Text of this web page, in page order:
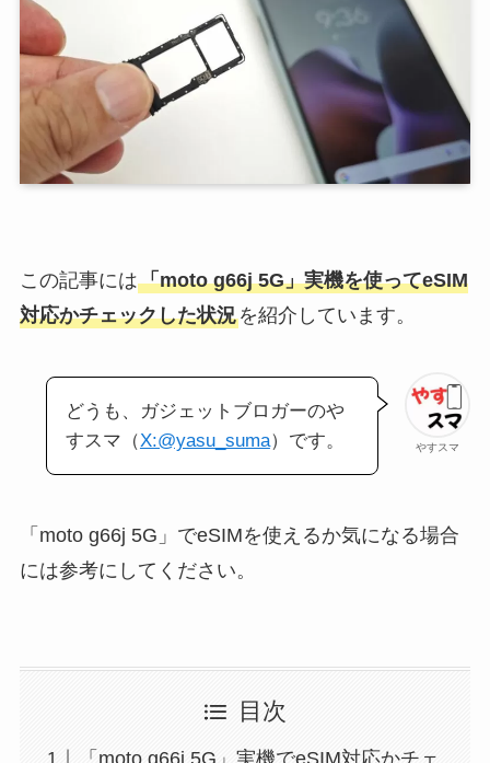
この記事には「moto g66j 5G」実機を使ってeSIM
対応かチェックした状況を紹介しています。
やすスマ
どうも、ガジェットブロガーのや
すスマ（X:@yasu_suma）です。
「moto g66j 5G」でeSIMを使えるか気になる場合
には参考にしてください。
目次